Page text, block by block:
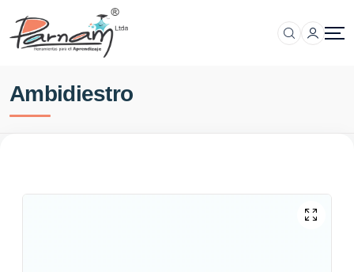
Ambidiestro